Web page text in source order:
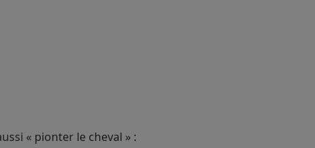
« pionter le cheval » :